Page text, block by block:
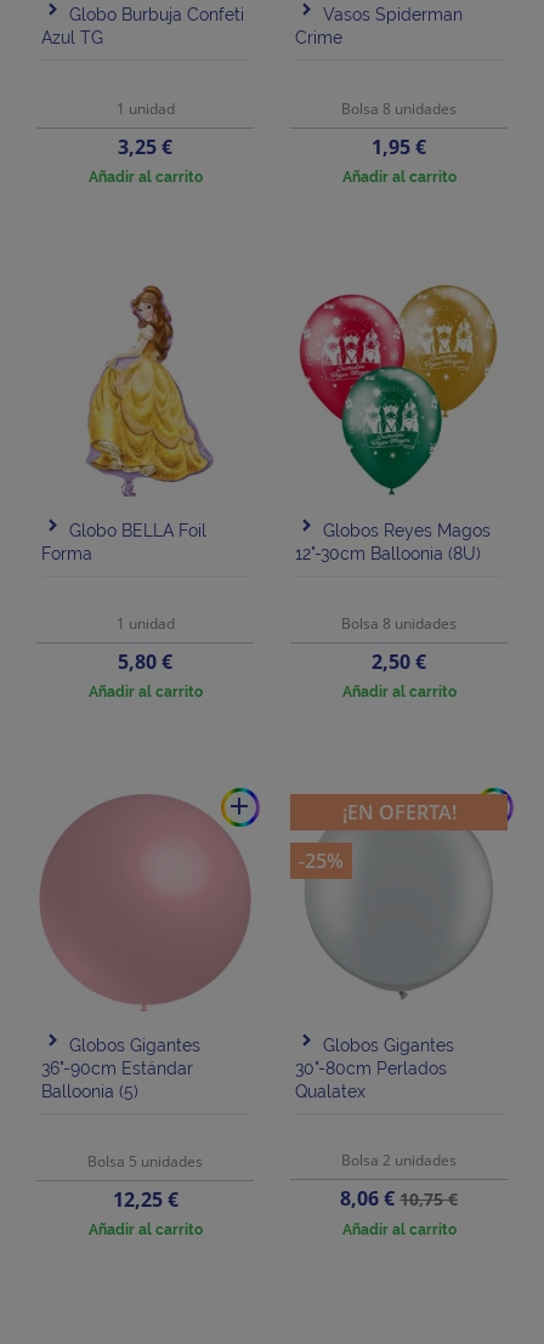
Globo Burbuja Confeti
Azul TG
1 unidad
Precio
3,25 €
Añadir al carrito
Vasos Spiderman
Crime
Bolsa 8 unidades
Precio
1,95 €
Añadir al carrito
Globo BELLA Foil
Forma
1 unidad
Precio
5,80 €
Añadir al carrito
Globos Reyes Magos
12"-30cm Balloonia (8U)
Bolsa 8 unidades
Precio
2,50 €
Añadir al carrito
add
Globos Gigantes
36"-90cm Estándar
Balloonia (5)
Bolsa 5 unidades
Precio
12,25 €
Añadir al carrito
add
Globos Gigantes
30"-80cm Perlados
Qualatex
Bolsa 2 unidades
Precio
8,06 €Precio
base
10,75 €
Añadir al carrito
¡EN OFERTA!
-25%